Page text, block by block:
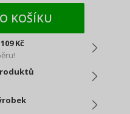
KOŠÍKU
Kč